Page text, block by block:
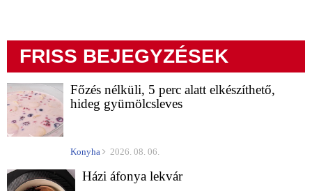
FRISS BEJEGYZÉSEK
Főzés nélküli, 5 perc alatt elkészíthető,
hideg gyümölcsleves
Konyha 2026. 08. 06.
Házi áfonya lekvár